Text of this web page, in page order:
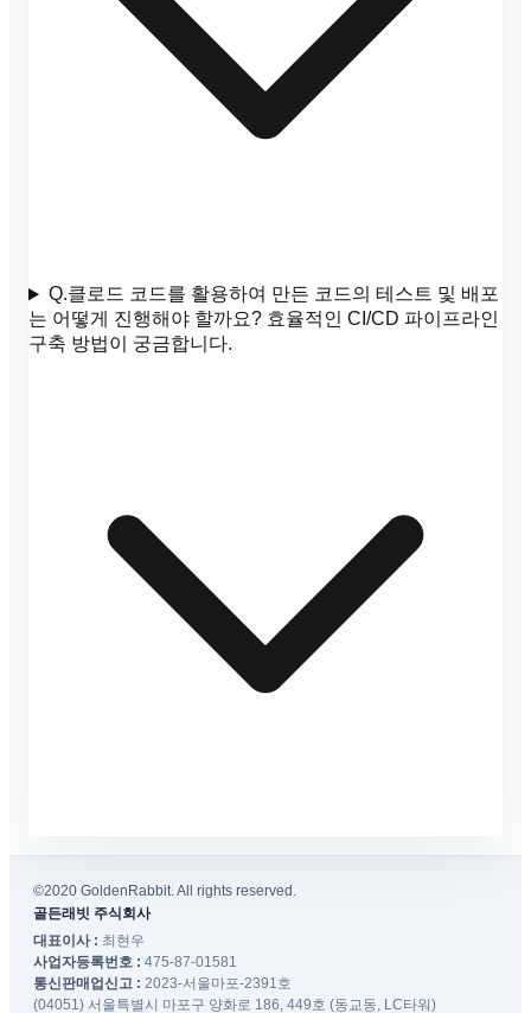
Q.클로드 코드를 활용하여 만든 코드의 테스트 및 배포
는 어떻게 진행해야 할까요? 효율적인 CI/CD 파이프라인
구축 방법이 궁금합니다.
©2020 GoldenRabbit. All rights reserved.
골든래빗 주식회사
대표이사 : 최현우
사업자등록번호 : 475-87-01581
통신판매업신고 : 2023-서울마포-2391호
(04051) 서울특별시 마포구 양화로 186, 449호 (동교동, LC타워)